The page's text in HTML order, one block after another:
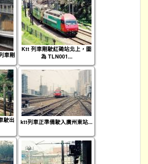
車剛
Ktt 列車剛駛紅磡站北上，圖
為 TLN001...
駛出
ktt列車正準備駛入廣州東站...